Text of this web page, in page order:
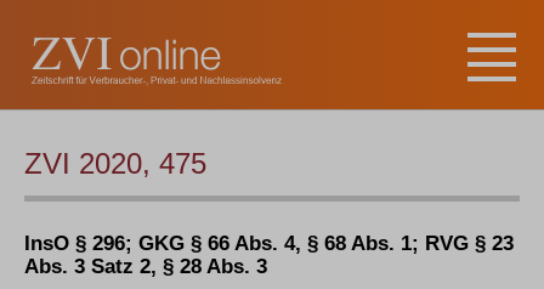
ZVI 2020, 475
InsO § 296; GKG § 66 Abs. 4, § 68 Abs. 1; RVG § 23
Abs. 3 Satz 2, § 28 Abs. 3